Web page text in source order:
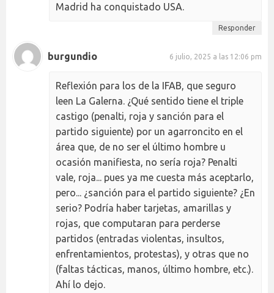
Madrid ha conquistado USA.
Responder
burgundio 6 julio, 2025 a las 12:06 pm
Reflexión para los de la IFAB, que seguro
leen La Galerna. ¿Qué sentido tiene el triple
castigo (penalti, roja y sanción para el
partido siguiente) por un agarroncito en el
área que, de no ser el último hombre u
ocasión manifiesta, no sería roja? Penalti
vale, roja... pues ya me cuesta más aceptarlo,
pero... ¿sanción para el partido siguiente? ¿En
serio? Podría haber tarjetas, amarillas y
rojas, que computaran para perderse
partidos (entradas violentas, insultos,
enfrentamientos, protestas), y otras que no
(faltas tácticas, manos, último hombre, etc.).
Ahí lo dejo.